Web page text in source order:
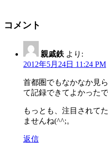
コメント
親戚鉄 より:
2012年5月24日 11:24 PM
首都圏でもなかなか見
て記録できてよかったで
もっとも、注目されて
ませんね(^^;。
返信